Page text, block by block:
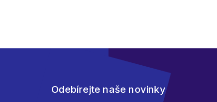
Odebírejte naše novinky